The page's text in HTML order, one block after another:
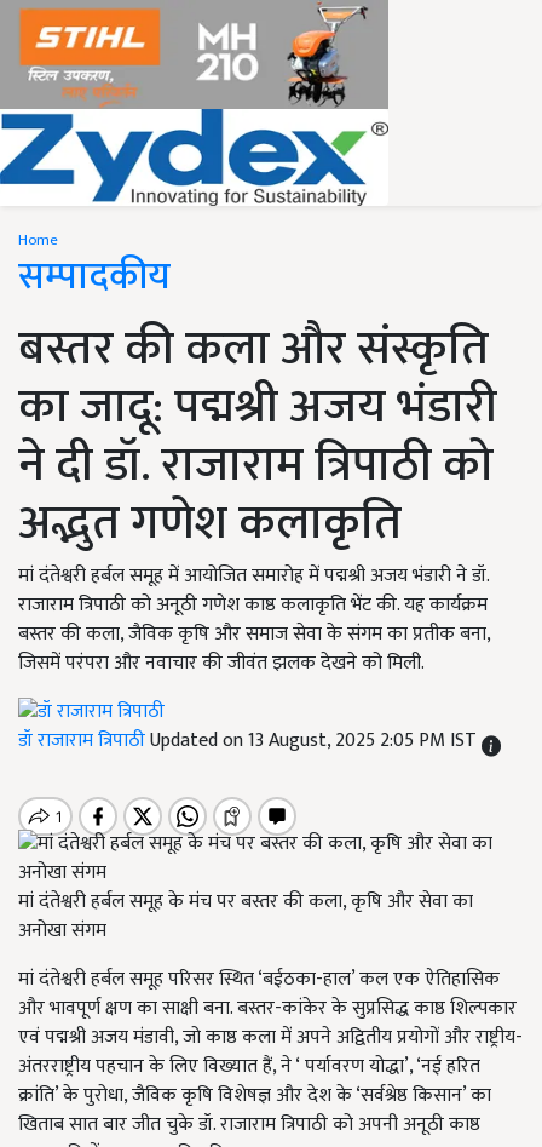
Home
सम्पादकीय
बस्तर की कला और संस्कृति
का जादू: पद्मश्री अजय भंडारी
ने दी डॉ. राजाराम त्रिपाठी को
अद्भुत गणेश कलाकृति
मां दंतेश्वरी हर्बल समूह में आयोजित समारोह में पद्मश्री अजय भंडारी ने डॉ.
राजाराम त्रिपाठी को अनूठी गणेश काष्ठ कलाकृति भेंट की. यह कार्यक्रम
बस्तर की कला, जैविक कृषि और समाज सेवा के संगम का प्रतीक बना,
जिसमें परंपरा और नवाचार की जीवंत झलक देखने को मिली.
डॉ राजाराम त्रिपाठीUpdated on 13 August, 2025 2:05 PM IST
मां दंतेश्वरी हर्बल समूह के मंच पर बस्तर की कला, कृषि और सेवा का
अनोखा संगम
मां दंतेश्वरी हर्बल समूह परिसर स्थित ‘बईठका-हाल’ कल एक ऐतिहासिक
और भावपूर्ण क्षण का साक्षी बना. बस्तर-कांकेर के सुप्रसिद्ध काष्ठ शिल्पकार
एवं पद्मश्री अजय मंडावी, जो काष्ठ कला में अपने अद्वितीय प्रयोगों और राष्ट्रीय-
अंतरराष्ट्रीय पहचान के लिए विख्यात हैं, ने ‘ पर्यावरण योद्धा’, ‘नई हरित
क्रांति’ के पुरोधा, जैविक कृषि विशेषज्ञ और देश के ‘सर्वश्रेष्ठ किसान’ का
खिताब सात बार जीत चुके डॉ. राजाराम त्रिपाठी को अपनी अनूठी काष्ठ